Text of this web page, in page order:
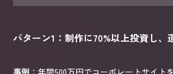
パターン1：制作に70%以上投資し、
事例 ：年間500万円でコーポレートサイト